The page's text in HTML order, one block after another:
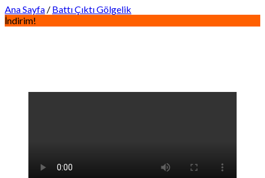
Ana Sayfa / Battı Çıktı Gölgelik
İndirim!